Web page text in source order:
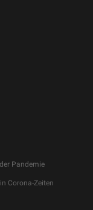
Pandemie
Corona-Zeiten